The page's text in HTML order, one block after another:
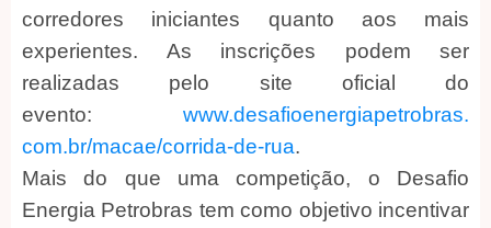
corredores iniciantes quanto aos mais
experientes. As inscrições podem ser
realizadas pelo site oficial do
evento: www.desafioenergiapetrobras.
com.br/macae/corrida-de-rua.
Mais do que uma competição, o Desafio
Energia Petrobras tem como objetivo incentivar